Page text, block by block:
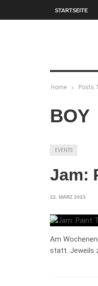
STARTSEITE
Home Posts
BOY
EVENTS
Jam:
22. MÄRZ 2023
Am
statt. Jeweils